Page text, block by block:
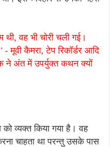
वह भी चोरी चली गई।
कैमरा, टेप रिकॉर्डर आदि
ने अंत में उपर्युक्त कथन क्यों
व्यक्त किया गया है। वह
चाहता था परन्तु उसके पास